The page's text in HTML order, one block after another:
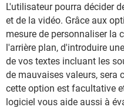
L'utilisateur pourra décider
et de la vidéo. Grâce aux
mesure de personnaliser la
l'arrière plan, d'introduire
de vos textes incluant les
de mauvaises valeurs, sera
cette option est facultative
logiciel vous aide aussi à